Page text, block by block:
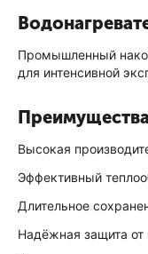
Промышленный
для интенсивной
Высокая
Эффективный
Длительное
Надёжная защита от